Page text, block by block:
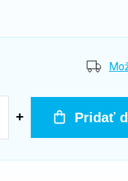
Pridať